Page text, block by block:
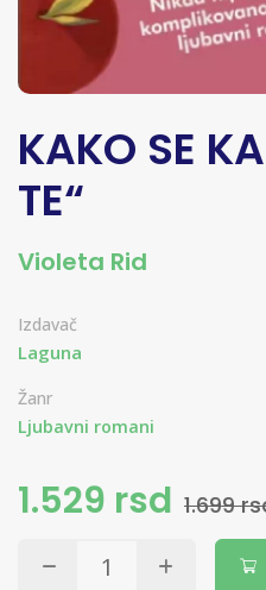
KAKO SE
TE“
Violeta Rid
Izdavač
Laguna
Žanr
Ljubavni romani
1.529 rsd 1.699